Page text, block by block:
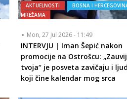
AKTUELNOSTI
BOSNA I
MREŽAMA
Mon, 27 Jul 2026 - 11:49
INTERVJU | Iman Šepić nakon
promocije na Ostrošcu:
tvoja“ je posveta zavičaju i
koji čine kalendar mog srca